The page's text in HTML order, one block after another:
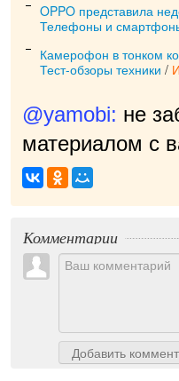
OPPO представила
Телефоны и
Камерофон в тонком
Тест-обзоры техники /
@yamobi: не
материалом с
приятно!
Комментарии